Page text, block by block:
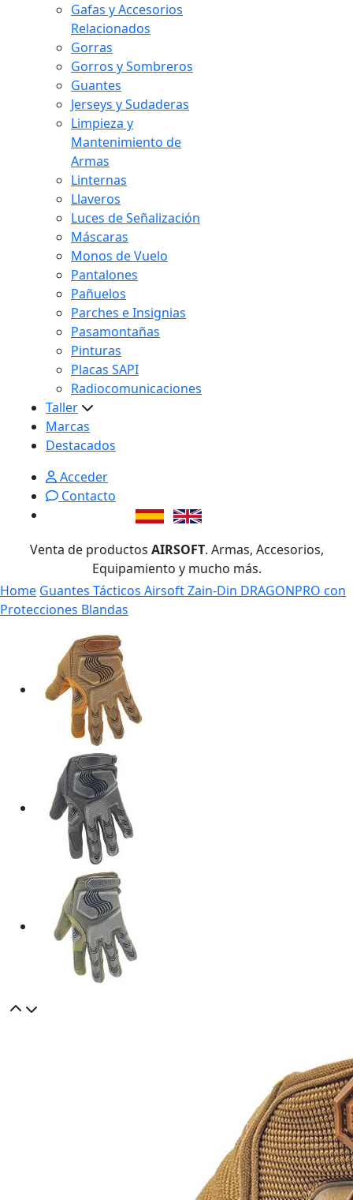
Gafas y Accesorios
Relacionados
Gorras
Gorros y Sombreros
Guantes
Jerseys y Sudaderas
Limpieza y
Mantenimiento de
Armas
Linternas
Llaveros
Luces de Señalización
Máscaras
Monos de Vuelo
Pantalones
Pañuelos
Parches e Insignias
Pasamontañas
Pinturas
Placas SAPI
Radiocomunicaciones
Taller
Marcas
Destacados
Acceder
Contacto
Venta de productos AIRSOFT. Armas, Accesorios,
Equipamiento y mucho más.
Home Guantes Tácticos Airsoft Zain-Din DRAGONPRO con
Protecciones Blandas